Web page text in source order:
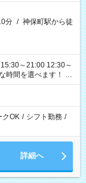
分 / 神保町駅から徒
～21:00 12:30～
クOK / シフト勤務 /
詳細へ